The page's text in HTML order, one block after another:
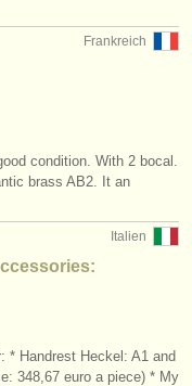
Frankreich
condition. With 2 bocal.
brass AB2. It an
Italien
* Handrest Heckel: A1 and
348,67 euro a piece) * My